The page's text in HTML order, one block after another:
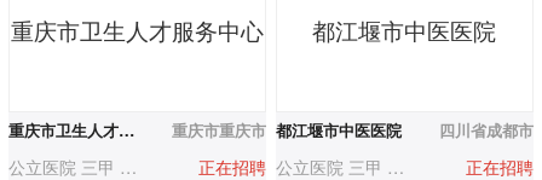
重庆市卫生人才服务中心
重庆市卫生人才服务中心 重庆市重庆市
公立医院 三甲 3000人以上正在招聘
都江堰市中医医院
都江堰市中医医院 四川省成都市
公立医院 三甲 500-1000人正在招聘